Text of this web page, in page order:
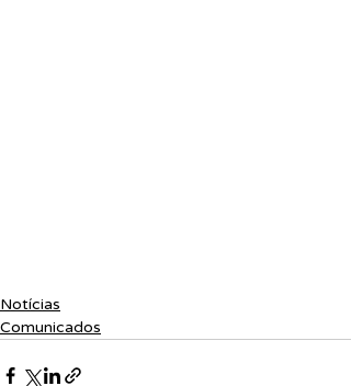
Notícias
Comunicados